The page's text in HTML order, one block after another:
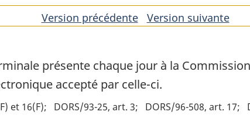
Version précédentedeVersion suivantede
présente chaque jour à la
accepté par celle-ci.
et 16(F) DORS/93-25, art. 3 DORS/96-508, art. 17